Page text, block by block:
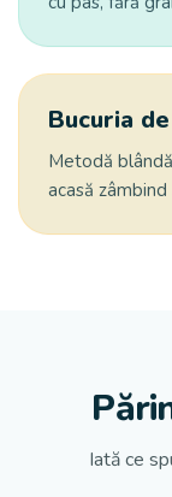
Bucuria
Metodă
acasă
Iată ce